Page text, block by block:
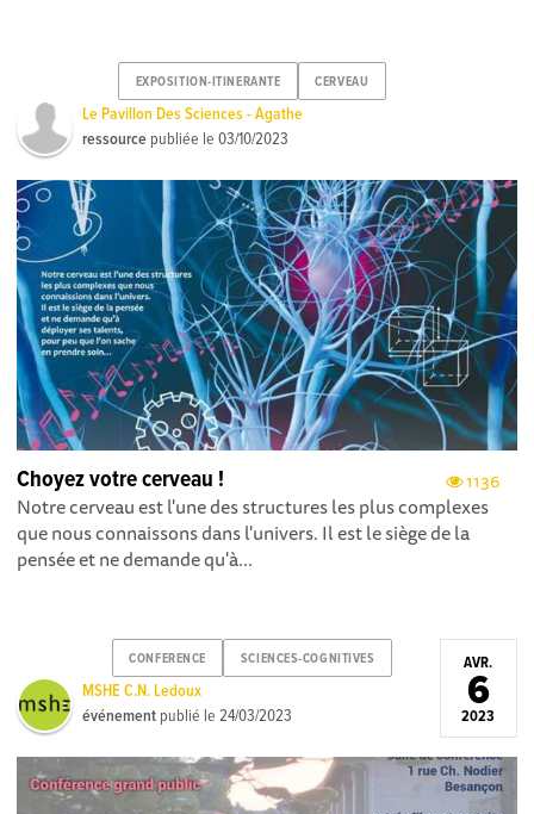
EXPOSITION-ITINERANTE CERVEAU
Le Pavillon Des Sciences - Agathe
ressource publiée le03/10/2023
1136
Choyez votre cerveau !
Notre cerveau est l'une des structures les plus complexes
que nous connaissons dans l'univers. Il est le siège de la
pensée et ne demande qu'à...
CONFERENCE SCIENCES-COGNITIVES
MSHE C.N. Ledoux
événement publié le24/03/2023
AVR.
6
2023